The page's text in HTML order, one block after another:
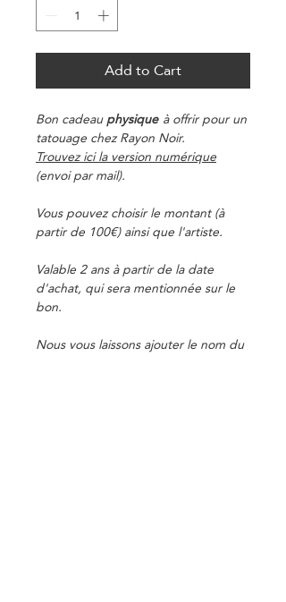
Add to Cart
Bon cadeauphysique à offrir pour un
tatouage chez Rayon Noir.
Trouvez ici la version numérique
(envoi par mail).
Vous pouvez choisir le montant (à
partir de 100€) ainsi que l'artiste.
Valable 2 ans à partir de la date
d'achat, qui sera mentionnée sur le
bon.
Nous vous laissons ajouter le nom du